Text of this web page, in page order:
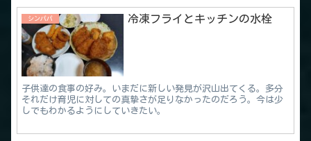
シンパパ 冷凍フライとキッチンの水栓
子供達の食事の好み。いまだに新しい発見が沢山出てくる。多分
それだけ育児に対しての真摯さが足りなかったのだろう。今は少
しでもわかるようにしていきたい。